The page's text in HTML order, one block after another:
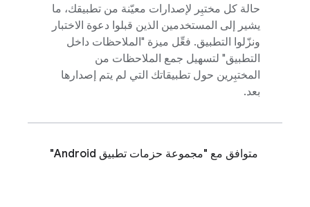
حالة كل مختبِر لإصدارات معيّنة من تطبيقك، ما
يشير إلى المستخدمين الذين قبلوا دعوة الاختبار
ونزّلوا التطبيق. فعِّل ميزة "الملاحظات داخل
التطبيق" لتسهيل جمع الملاحظات من
المختبِرين حول تطبيقاتك التي لم يتم إصدارها
بعد.
متوافق مع "مجموعة حزمات تطبيق Android"